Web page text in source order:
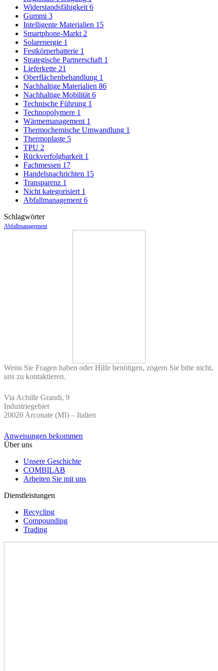
Widerstandsfähigkeit 6
Gummi 3
Intelligente Materialien 15
Smartphone-Markt 2
Solarenergie 1
Festkörperbatterie 1
Strategische Partnerschaft 1
Lieferkette 21
Oberflächenbehandlung 1
Nachhaltige Materialien 86
Nachhaltige Mobilität 6
Technische Führung 1
Technopolymere 1
Wärmemanagement 1
Thermochemische Umwandlung 1
Thermoplaste 5
TPU 2
Rückverfolgbarkeit 1
Fachmessen 17
Handelsnachrichten 15
Transparenz 1
Nicht kategorisiert 1
Abfallmanagement 6
Schlagwörter
Abfallmanagement
Wenn Sie Fragen haben oder Hilfe benötigen, zögern Sie bitte nicht,
uns zu kontaktieren.
Via Achille Grandi, 9
Industriegebiet
20020 Arconate (MI) – Italien
Anweisungen bekommen
Über uns
Unsere Geschichte
COMBILAB
Arbeiten Sie mit uns
Dienstleistungen
Recycling
Compounding
Trading